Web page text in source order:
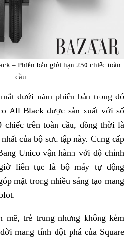
– Phiên bản giới hạn 250 chiếc toàn
cầu
dưới năm phiên bản trong đó
All Black được sản xuất với số
trên toàn cầu, đồng thời là
của bộ sưu tập này. Cung cấp
Unico vận hành với độ chính
liên tục là bộ máy tự động
mặt trong nhiều sáng tạo mang
mẽ, trẻ trung nhưng không kèm
mang tính đột phá của Square